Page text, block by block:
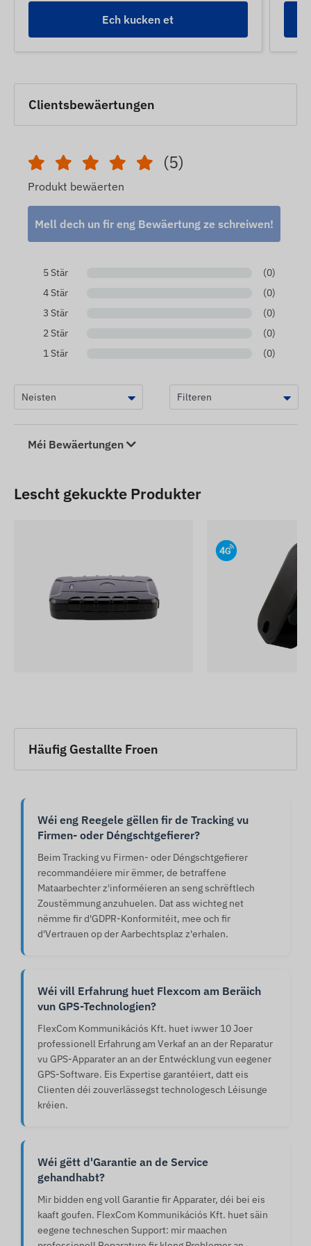
Ech kucken et
Clientsbewäertungen
(5)
Produkt bewäerten
Mell dech un fir eng Bewäertung ze schreiwen!
5 Stär
(0)
4 Stär
(0)
3 Stär
(0)
2 Stär
(0)
1 Stär
(0)
Méi Bewäertungen
Lescht gekuckte Produkter
Häufig Gestallte Froen
Wéi eng Reegele gëllen fir de Tracking vu
Firmen- oder Déngschtgefierer?
Beim Tracking vu Firmen- oder Déngschtgefierer
recommandéiere mir ëmmer, de betraffene
Mataarbechter z'informéieren an seng schrëftlech
Zoustëmmung anzuhuelen. Dat ass wichteg net
nëmme fir d'GDPR-Konformitéit, mee och fir
d'Vertrauen op der Aarbechtsplaz z'erhalen.
Wéi vill Erfahrung huet Flexcom am Beräich
vun GPS-Technologien?
FlexCom Kommunikációs Kft. huet iwwer 10 Joer
professionell Erfahrung am Verkaf an an der Reparatur
vu GPS-Apparater an an der Entwécklung vun eegener
GPS-Software. Eis Expertise garantéiert, datt eis
Clienten déi zouverlässegst technologesch Léisunge
kréien.
Wéi gëtt d'Garantie an de Service
gehandhabt?
Mir bidden eng voll Garantie fir Apparater, déi bei eis
kaaft goufen. FlexCom Kommunikációs Kft. huet säin
eegene techneschen Support: mir maachen